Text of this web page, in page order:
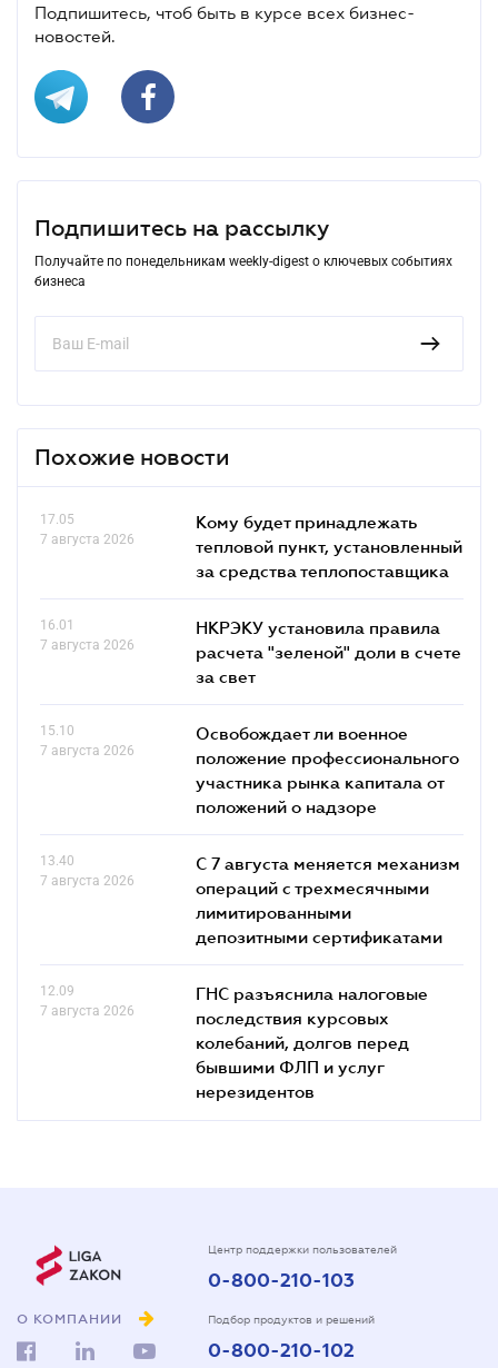
Подпишитесь, чтоб быть в курсе всех бизнес-
новостей.
Подпишитесь на рассылку
Получайте по понедельникам weekly-digest о ключевых событиях
бизнеса
Похожие новости
17.05
7 августа 2026
Кому будет принадлежать
тепловой пункт, установленный
за средства теплопоставщика
16.01
7 августа 2026
НКРЭКУ установила правила
расчета "зеленой" доли в счете
за свет
15.10
7 августа 2026
Освобождает ли военное
положение профессионального
участника рынка капитала от
положений о надзоре
13.40
7 августа 2026
С 7 августа меняется механизм
операций с трехмесячными
лимитированными
депозитными сертификатами
12.09
7 августа 2026
ГНС разъяснила налоговые
последствия курсовых
колебаний, долгов перед
бывшими ФЛП и услуг
нерезидентов
О КОМПАНИИ
Центр поддержки пользователей
0-800-210-103
Подбор продуктов и решений
0-800-210-102